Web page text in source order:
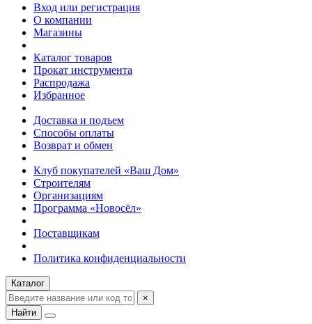
Вход или регистрация
О компании
Магазины
Каталог товаров
Прокат инструмента
Распродажа
Избранное
Доставка и подъем
Способы оплаты
Возврат и обмен
Клуб покупателей «Ваш Дом»
Строителям
Организациям
Программа «Новосёл»
Поставщикам
Политика конфиденциальности
Каталог
×
Найти